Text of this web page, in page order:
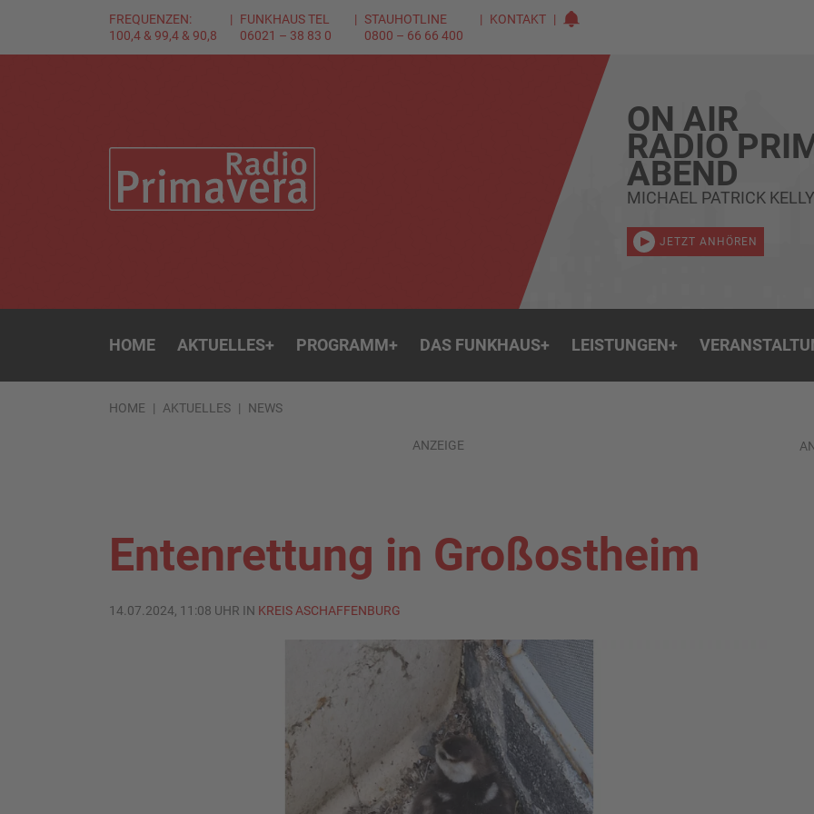
FREQUENZEN:
100,4 & 99,4 & 90,8
FUNKHAUS TEL
06021 – 38 83 0
STAUHOTLINE
0800 – 66 66 400
KONTAKT
ON AIR
RADIO
ABEND
MICHAEL PATRICK
JETZT ANHÖREN
HOME AKTUELLES+ PROGRAMM+ DAS FUNKHAUS+ LEISTUNGEN+
HOME AKTUELLES NEWS
ANZEIGE
Entenrettung in Großostheim
14.07.2024, 11:08 UHR IN KREIS ASCHAFFENBURG